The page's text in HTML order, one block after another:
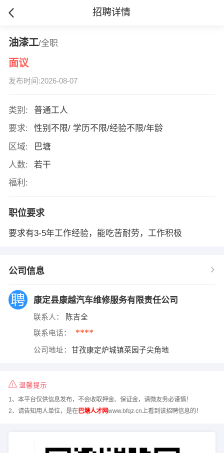
招聘详情
油漆工/全职
面议
发布时间:2026-08-07
类别:
普通工人
要求:
性别不限/ 学历不限/经验不限/年龄
区域:
巴塘
人数:
若干
福利:
职位要求
要求有3-5年工作经验，能吃苦耐劳，工作积极
公司信息
康定县康越汽车维修服务有限责任公司
联系人： 陈吉全
联系电话： ****
公司地址： 甘孜康定炉城镇菜园子尖角地
温馨提示
1、本平台仅供信息发布，不会收取押金、保证金，请微友务必谨慎！
2、请告知用人单位，是在巴塘人才网www.bfqz.cn上看到该招聘信息的！